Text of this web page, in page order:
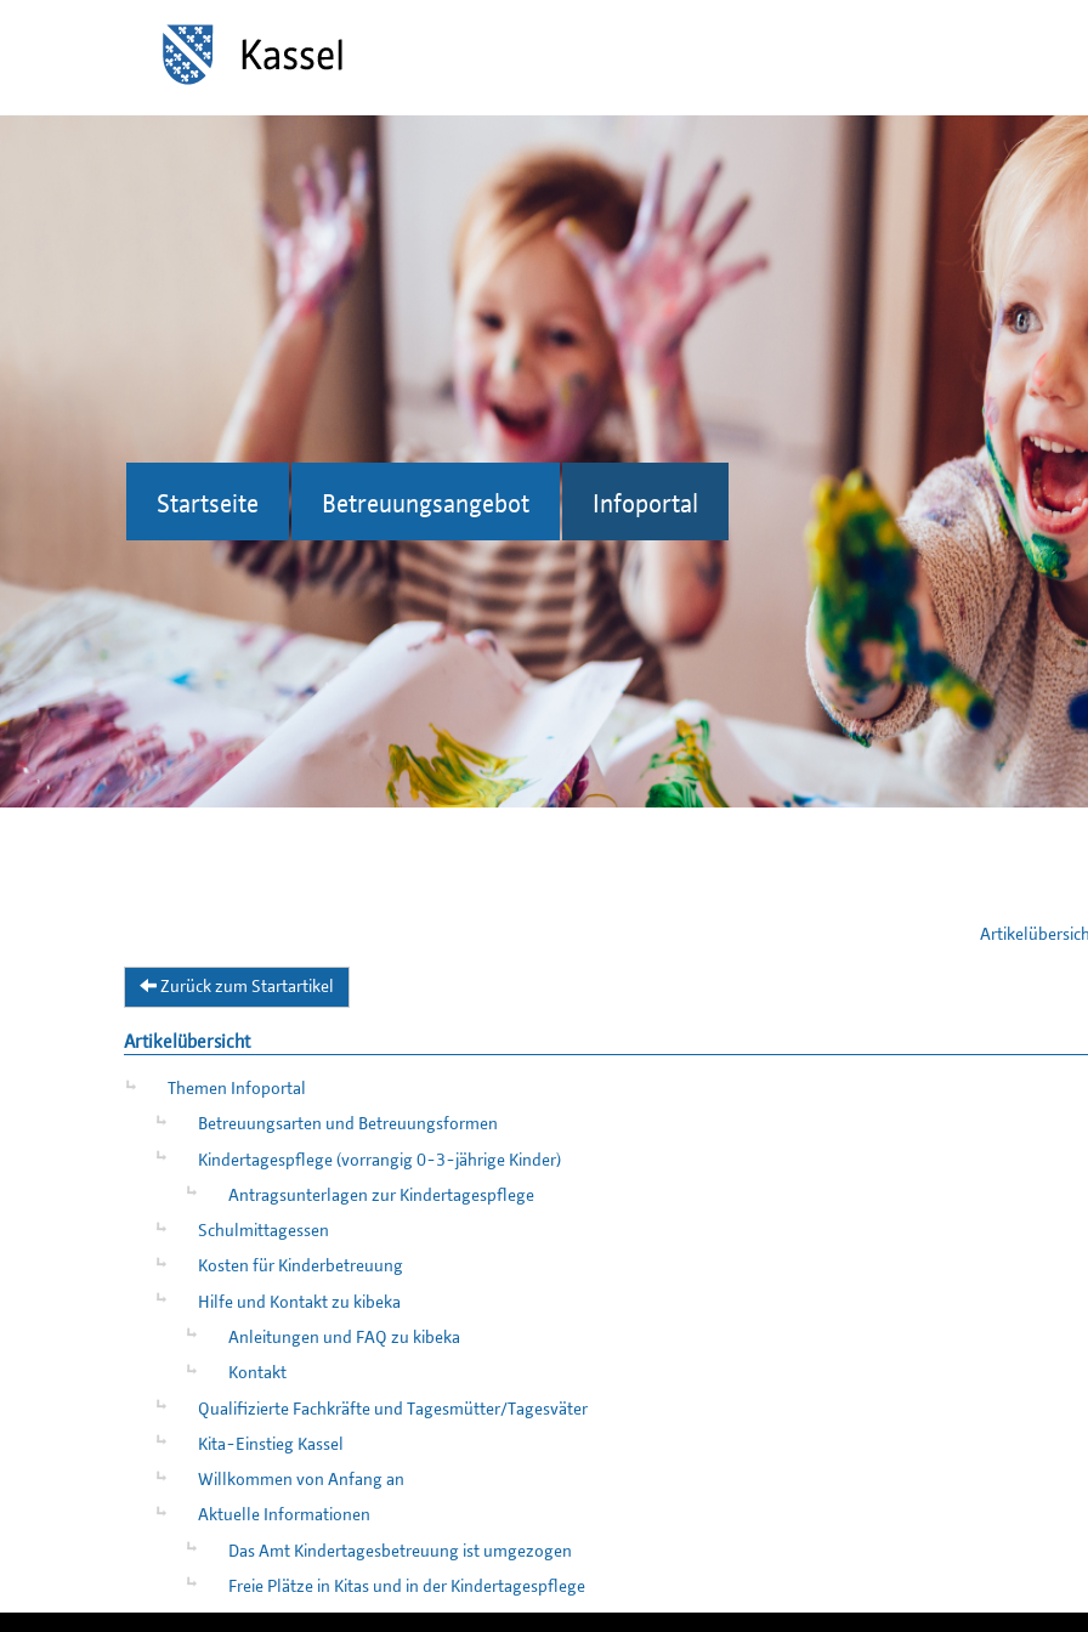
Startseite Betreuungsangebot Infoportal
Zurück zum Startartikel
Artikelübersicht
Themen Infoportal
Betreuungsarten und Betreuungsformen
Kindertagespflege (vorrangig 0-3-jährige Kinder)
Antragsunterlagen zur Kindertagespflege
Schulmittagessen
Kosten für Kinderbetreuung
Hilfe und Kontakt zu kibeka
Anleitungen und FAQ zu kibeka
Kontakt
Qualifizierte Fachkräfte und Tagesmütter/Tagesväter
Kita-Einstieg Kassel
Willkommen von Anfang an
Aktuelle Informationen
Das Amt Kindertagesbetreuung ist umgezogen
Freie Plätze in Kitas und in der Kindertagespflege